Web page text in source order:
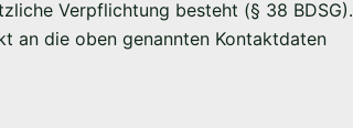
Verpflichtung besteht (§ 38 BDSG).
an die oben genannten Kontaktdaten